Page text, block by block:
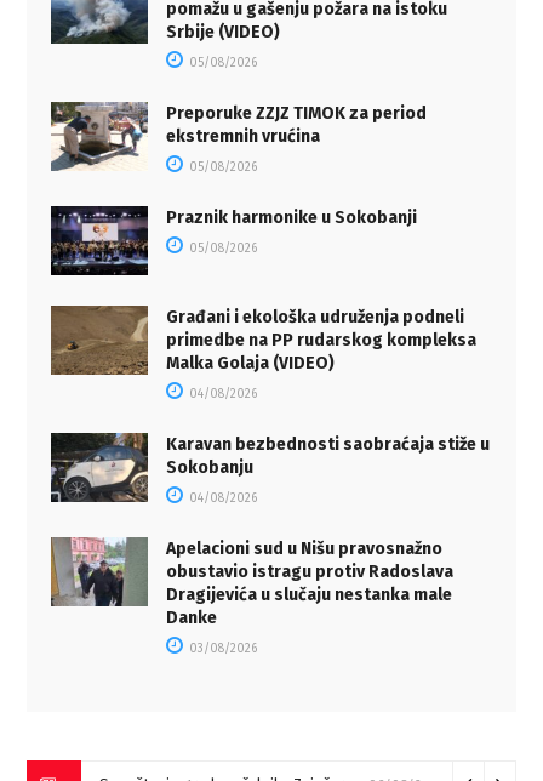
pomažu u gašenju požara na istoku
Srbije (VIDEO)
05/08/2026
Preporuke ZZJZ TIMOK za period
ekstremnih vrućina
05/08/2026
Praznik harmonike u Sokobanji
05/08/2026
Građani i ekološka udruženja podneli
primedbe na PP rudarskog kompleksa
Malka Golaja (VIDEO)
04/08/2026
Karavan bezbednosti saobraćaja stiže u
Sokobanju
04/08/2026
Apelacioni sud u Nišu pravosnažno
obustavio istragu protiv Radoslava
Dragijevića u slučaju nestanka male
Danke
03/08/2026